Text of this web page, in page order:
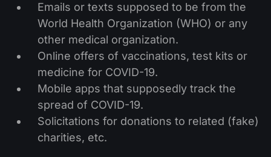
Emails or texts supposed to be from the
World Health Organization (WHO) or any
other medical organization.
Online offers of vaccinations, test kits or
medicine for COVID-19.
Mobile apps that supposedly track the
spread of COVID-19.
Solicitations for donations to related (fake)
charities, etc.